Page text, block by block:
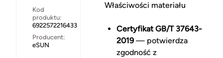
Kod
produktu:
6922572216433
Producent:
eSUN
Właściwości materiału
Certyfikat GB/T 37643-
2019— potwierdza
zgodność z